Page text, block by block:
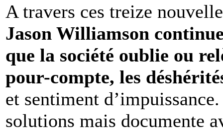
A travers ces treize
Jason Williamson
que la société oublie ou
pour-compte, les
et sentiment
solutions mais documente